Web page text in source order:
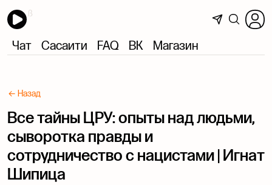
Чат Сасаити FAQ ВК Магазин
← Назад
Все тайны ЦРУ: опыты над людьми,
сыворотка правды и
сотрудничество с нацистами | Игнат
Шипица